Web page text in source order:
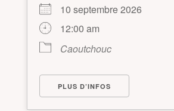
10 septembre 2026
12:00 am
Caoutchouc
PLUS D’INFOS